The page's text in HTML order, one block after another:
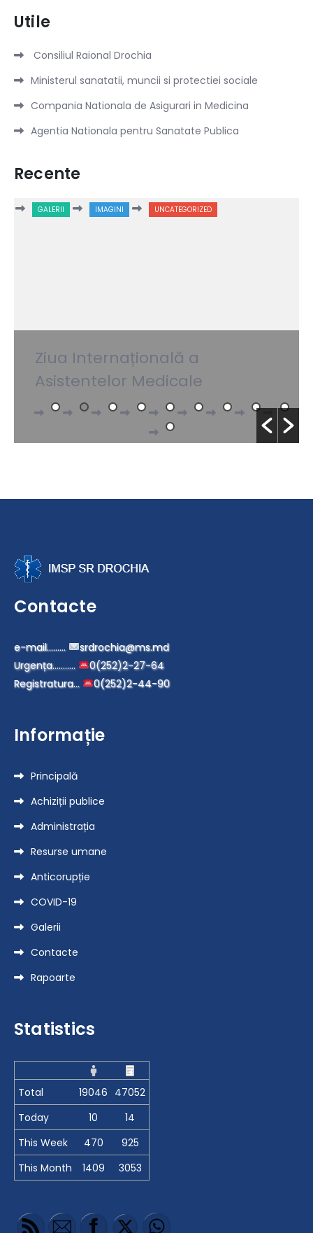
Utile
Consiliul Raional Drochia
Ministerul sanatatii, muncii si protectiei sociale
Compania Nationala de Asigurari in Medicina
Agentia Nationala pentru Sanatate Publica
Recente
GALERII IMAGINI UNCATEGORIZED
Ziua Internațională a
Asistentelor Medicale
Contacte
e-mail………
srdrochia@ms.md
Urgența………..
0(252)2-27-64
Registratura…
0(252)2-44-90
Informație
Principală
Achiziții publice
Administrația
Resurse umane
Anticorupție
COVID-19
Galerii
Contacte
Rapoarte
Statistics
Total 19046 47052
Today
10
14
This Week
470
925
This Month
1409 3053